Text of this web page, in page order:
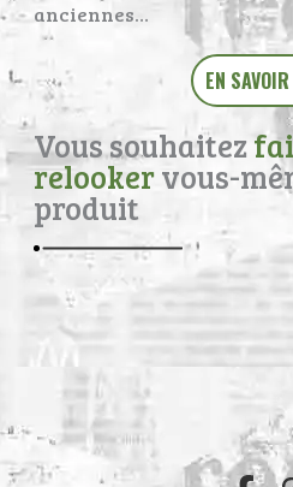
anciennes…
EN
Vous souhaitez
relookervous-
produit